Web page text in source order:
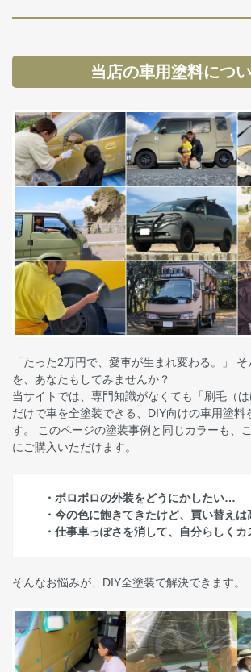
当店の車用塗料につ
「たった2万円で、愛車が生まれ変わる。」
を、あなたもしてみませんか？
当サイトでは、専門知識がなくても「刷毛（は
だけで車を全塗装できる、DIY向けの車用塗料
す。 このページの塗装事例と同じカラーも、
にご購入いただけます。
・ボロボロの外装をどうにかしたい…
・今の色に飽きてきたけど、買い替え
・仕事車っぽさを消して、自分らしく
そんなお悩みが、DIY全塗装で解決できます。